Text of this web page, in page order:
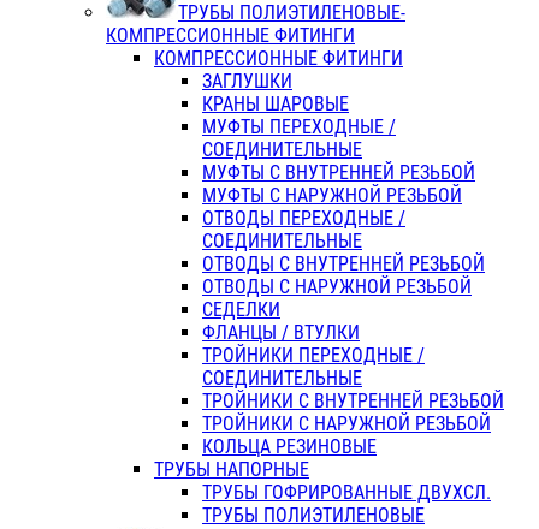
ТРУБЫ ПОЛИЭТИЛЕНОВЫЕ-
КОМПРЕССИОННЫЕ ФИТИНГИ
КОМПРЕССИОННЫЕ ФИТИНГИ
ЗАГЛУШКИ
КРАНЫ ШАРОВЫЕ
МУФТЫ ПЕРЕХОДНЫЕ /
СОЕДИНИТЕЛЬНЫЕ
МУФТЫ С ВНУТРЕННЕЙ РЕЗЬБОЙ
МУФТЫ С НАРУЖНОЙ РЕЗЬБОЙ
ОТВОДЫ ПЕРЕХОДНЫЕ /
СОЕДИНИТЕЛЬНЫЕ
ОТВОДЫ С ВНУТРЕННЕЙ РЕЗЬБОЙ
ОТВОДЫ С НАРУЖНОЙ РЕЗЬБОЙ
СЕДЕЛКИ
ФЛАНЦЫ / ВТУЛКИ
ТРОЙНИКИ ПЕРЕХОДНЫЕ /
СОЕДИНИТЕЛЬНЫЕ
ТРОЙНИКИ С ВНУТРЕННЕЙ РЕЗЬБОЙ
ТРОЙНИКИ С НАРУЖНОЙ РЕЗЬБОЙ
КОЛЬЦА РЕЗИНОВЫЕ
ТРУБЫ НАПОРНЫЕ
ТРУБЫ ГОФРИРОВАННЫЕ ДВУХСЛ.
ТРУБЫ ПОЛИЭТИЛЕНОВЫЕ